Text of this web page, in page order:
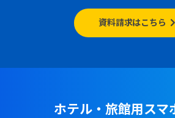
資料請求はこちら
ホテル・旅館用スマ